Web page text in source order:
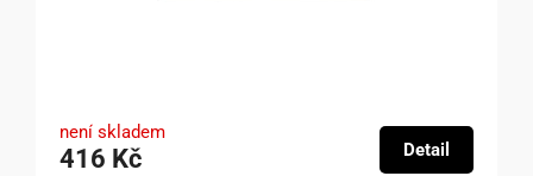
není skladem
416 Kč Detail